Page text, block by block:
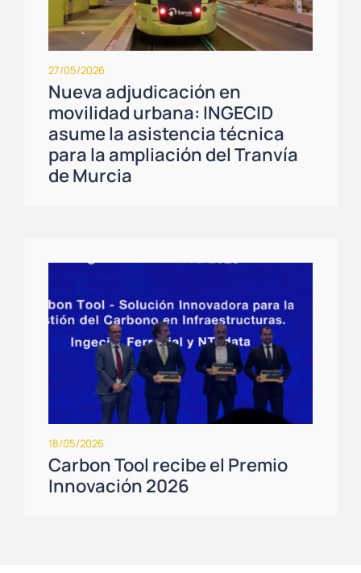
27/05/2026
Nueva adjudicación en
movilidad urbana: INGECID
asume la asistencia técnica
para la ampliación del Tranvía
de Murcia
18/05/2026
Carbon Tool recibe el Premio
Innovación 2026